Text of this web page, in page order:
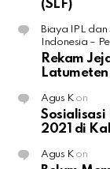
(SLF)
Biaya IPL dan
Indonesia –
Rekam
Latumeten
Agus Kon
Sosialisasi
2021 di
Agus Kon